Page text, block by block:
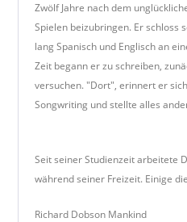
Zwölf Jahre nach dem
Spielen beizubringen. Er schloss
lang Spanisch und Englisch an
Zeit begann er zu schreiben,
versuchen. "Dort", erinnert er
Songwriting und stellte alles
Seit seiner Studienzeit arbeitete
während seiner Freizeit. Einige
Richard Dobson Mankind